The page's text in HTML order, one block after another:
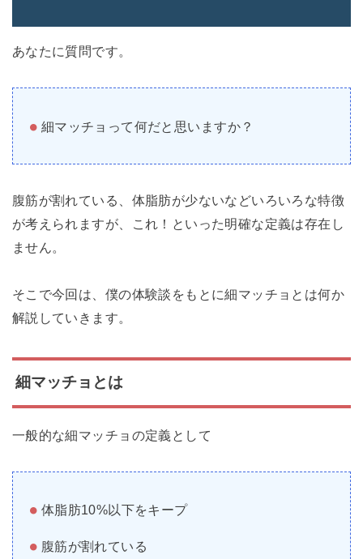
あなたに質問です。
細マッチョって何だと思いますか？
腹筋が割れている、体脂肪が少ないなどいろいろな特徴
が考えられますが、これ！といった明確な定義は存在し
ません。
そこで今回は、僕の体験談をもとに細マッチョとは何か
解説していきます。
細マッチョとは
一般的な細マッチョの定義として
体脂肪10%以下をキープ
腹筋が割れている